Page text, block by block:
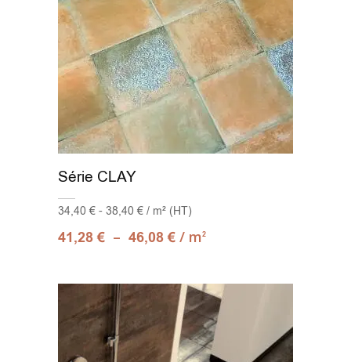
Série CLAY
34,40 € - 38,40 € / m² (HT)
41,28€ – 46,08€ / m2